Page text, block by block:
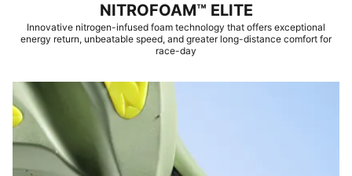
NITROFOAM™ ELITE
Innovative nitrogen-infused foam technology that offers exceptional
energy return, unbeatable speed, and greater long-distance comfort for
race-day